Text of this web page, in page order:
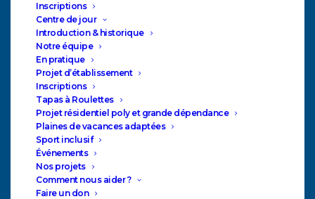
Inscriptions
Centre de jour
Introduction & historique
Notre équipe
En pratique
Projet d’établissement
Inscriptions
Tapas à Roulettes
Projet résidentiel poly et grande dépendance
Plaines de vacances adaptées
Sport inclusif
Événements
Nos projets
Comment nous aider ?
Faire un don